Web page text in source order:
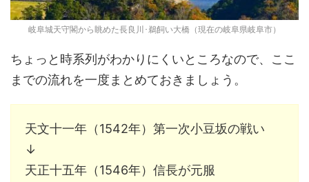
岐阜城天守閣から眺めた長良川･鵜飼い大橋（現在の岐阜県岐阜市）
ちょっと時系列がわかりにくいところなので、ここ
までの流れを一度まとめておきましょう。
天文十一年（1542年）第一次小豆坂の戦い
↓
天正十五年（1546年）信長が元服